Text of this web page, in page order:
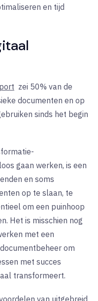
en tijd
zei 50% van de
documenten en op
sinds het begin
gaan werken, is een
en soms
op te slaan, te
om een puinhoop
Het is misschien nog
met een
om
met succes
transformeert.
van uitgebreid